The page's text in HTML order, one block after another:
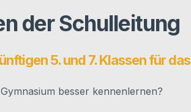
der Schulleitung
5. und 7. Klassen für das
bes­ser ken­nen­ler­nen?